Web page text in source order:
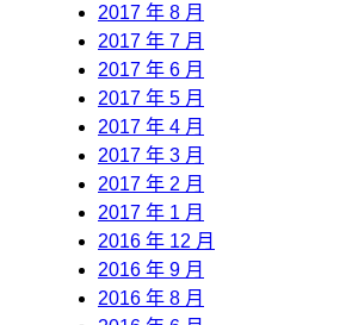
2017 年 8 月
2017 年 7 月
2017 年 6 月
2017 年 5 月
2017 年 4 月
2017 年 3 月
2017 年 2 月
2017 年 1 月
2016 年 12 月
2016 年 9 月
2016 年 8 月